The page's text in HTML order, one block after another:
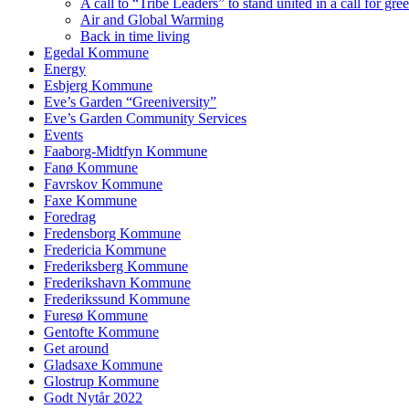
A call to “Tribe Leaders” to stand united in a call for
Air and Global Warming
Back in time living
Egedal Kommune
Energy
Esbjerg Kommune
Eve’s Garden “Greeniversity”
Eve’s Garden Community Services
Events
Faaborg-Midtfyn Kommune
Fanø Kommune
Favrskov Kommune
Faxe Kommune
Foredrag
Fredensborg Kommune
Fredericia Kommune
Frederiksberg Kommune
Frederikshavn Kommune
Frederikssund Kommune
Furesø Kommune
Gentofte Kommune
Get around
Gladsaxe Kommune
Glostrup Kommune
Godt Nytår 2022